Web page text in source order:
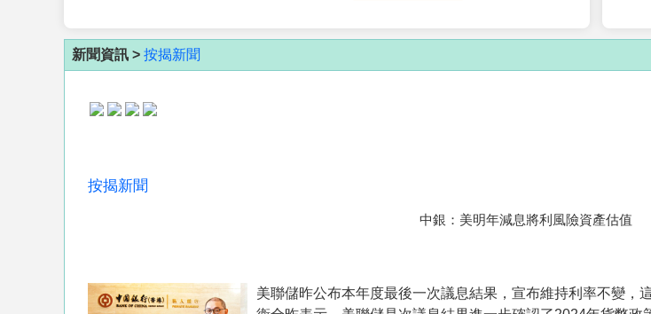
新聞資訊 > 按揭新聞
按揭新聞
中銀：美明年減息將利風險資產估值
美聯儲昨公布本年度最後一次議息結果，宣布維持利率不變，